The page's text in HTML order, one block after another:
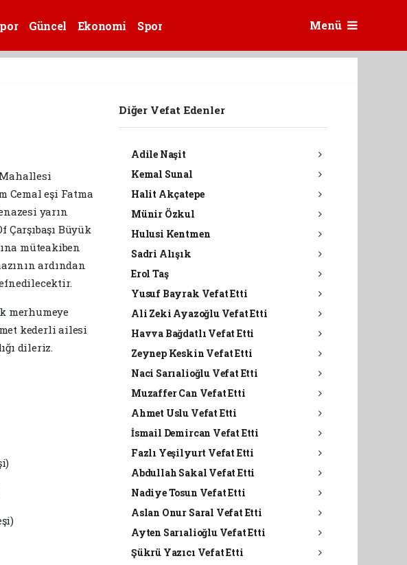
Güncel Ekonomi Spor Menü
Mahallesi
Cemal eşi Fatma
yarın
Çarşıbaşı Büyük
müteakiben
ardından
merhumeye
kederli ailesi
dileriz.
Diğer Vefat Edenler
Adile Naşit
Kemal Sunal
Halit Akçatepe
Münir Özkul
Hulusi Kentmen
Sadri Alışık
Erol Taş
Yusuf Bayrak Vefat Etti
Ali Zeki Ayazoğlu Vefat Etti
Havva Bağdatlı Vefat Etti
Zeynep Keskin Vefat Etti
Naci Sarıalioğlu Vefat Etti
Muzaffer Can Vefat Etti
Ahmet Uslu Vefat Etti
İsmail Demircan Vefat Etti
Fazlı Yeşilyurt Vefat Etti
Abdullah Sakal Vefat Etti
Nadiye Tosun Vefat Etti
Aslan Onur Saral Vefat Etti
Ayten Sarıalioğlu Vefat Etti
Şükrü Yazıcı Vefat Etti